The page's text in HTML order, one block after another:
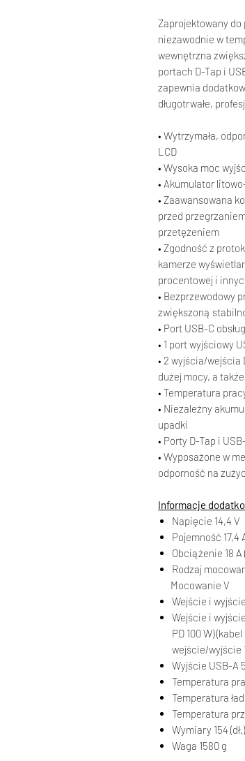
Zaprojektowany do
niezawodnie w
wewnętrzna
portach D-Tap i
zapewnia
długotrwałe,
• Wytrzymała,
LCD
• Wysoka moc
• Akumulator
• Zaawansowana
przed
przetężeniem
• Zgodność z
kamerze
procentowej i
• Bezprzewodowy
zwiększoną
• Port USB-C
• 1 port wyjściowy
• 2 wyjścia/wejścia
dużej mocy, a
• Temperatura
• Niezależny
upadki
• Porty D-Tap i
• Wyposażone w
odporność na
Informacje
Napięcie 14,4 V
Pojemność 17,4
Obciążenie 18 A
Rodzaj
Mocowanie V
Wejście i
Wejście i
PD 100 W)
wejście/wyjście
Wyjście USB-A
Temperatura
Temperatura
Temperatura
Wymiary 154
Waga 1580 g